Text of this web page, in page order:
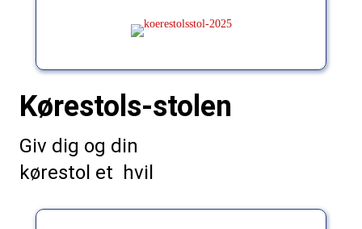
Kørestols-stolen
Giv dig og din
kørestol et hvil